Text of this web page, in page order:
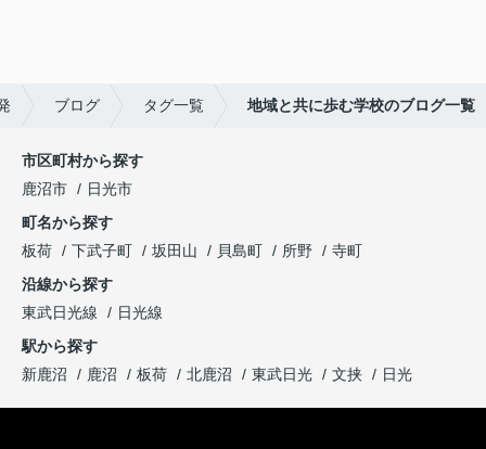
ブログ タグ一覧 地域と共に歩む学校のブログ一覧
市区町村から探す
鹿沼市
日光市
町名から探す
板荷
下武子町 坂田山 貝島町 所野
寺町
沿線から探す
東武日光線
日光線
駅から探す
新鹿沼
鹿沼 板荷 北鹿沼 東武日光 文挟 日光